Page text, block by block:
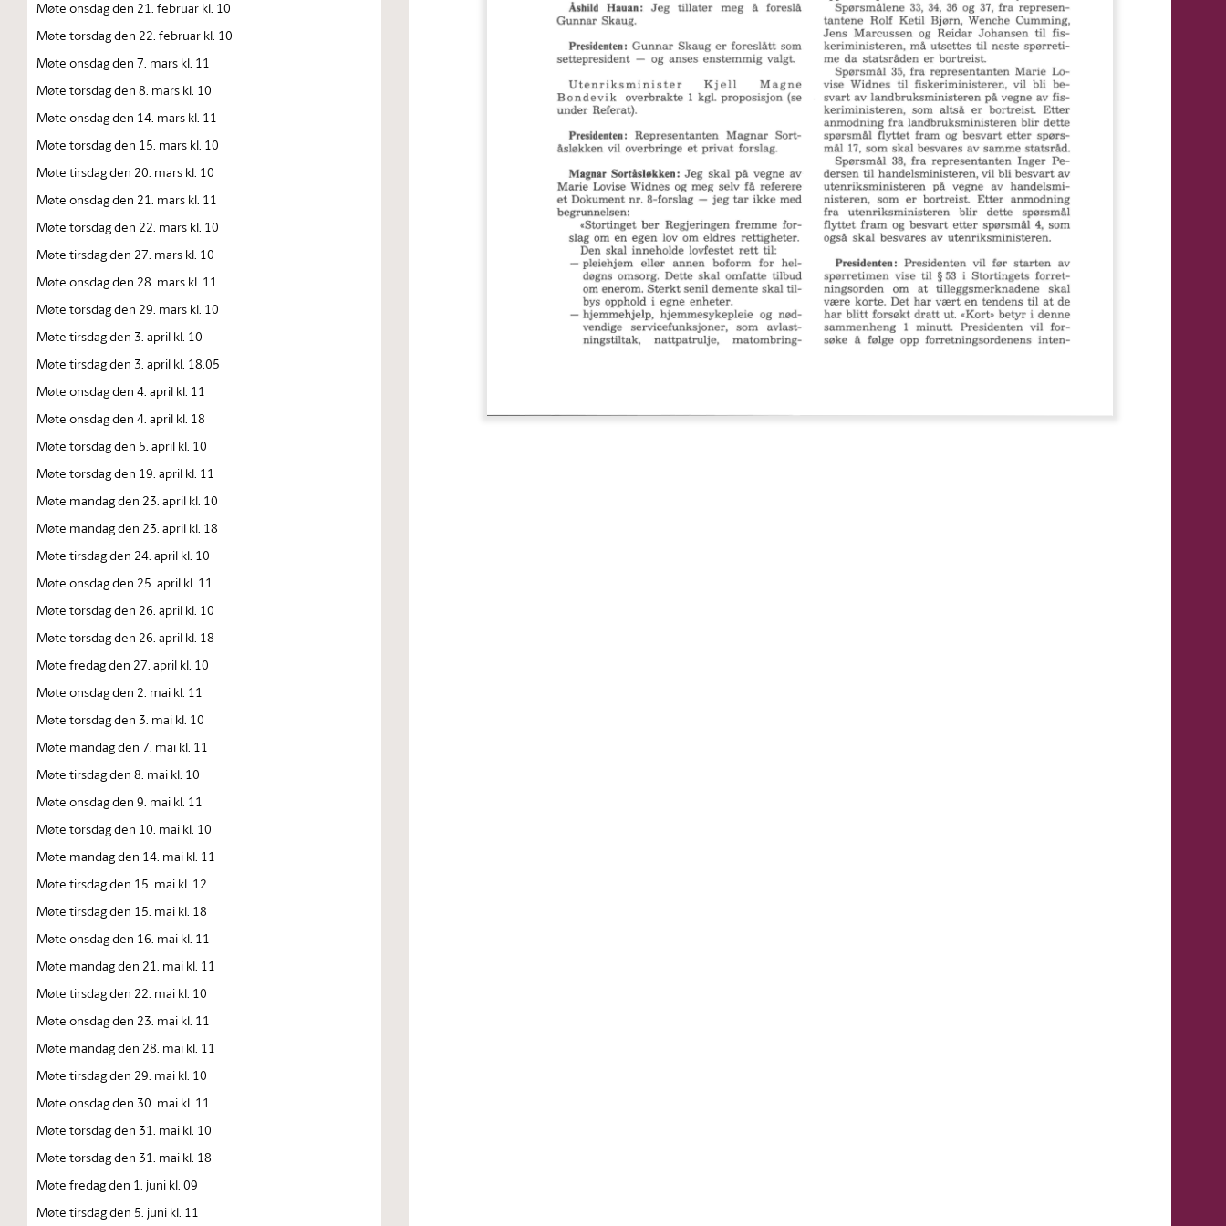
Møte onsdag den 21. februar kl. 10
Møte torsdag den 22. februar kl. 10
Møte onsdag den 7. mars kl. 11
Møte torsdag den 8. mars kl. 10
Møte onsdag den 14. mars kl. 11
Møte torsdag den 15. mars kl. 10
Møte tirsdag den 20. mars kl. 10
Møte onsdag den 21. mars kl. 11
Møte torsdag den 22. mars kl. 10
Møte tirsdag den 27. mars kl. 10
Møte onsdag den 28. mars kl. 11
Møte torsdag den 29. mars kl. 10
Møte tirsdag den 3. april kl. 10
Møte tirsdag den 3. april kl. 18.05
Møte onsdag den 4. april kl. 11
Møte onsdag den 4. april kl. 18
Møte torsdag den 5. april kl. 10
Møte torsdag den 19. april kl. 11
Møte mandag den 23. april kl. 10
Møte mandag den 23. april kl. 18
Møte tirsdag den 24. april kl. 10
Møte onsdag den 25. april kl. 11
Møte torsdag den 26. april kl. 10
Møte torsdag den 26. april kl. 18
Møte fredag den 27. april kl. 10
Møte onsdag den 2. mai kl. 11
Møte torsdag den 3. mai kl. 10
Møte mandag den 7. mai kl. 11
Møte tirsdag den 8. mai kl. 10
Møte onsdag den 9. mai kl. 11
Møte torsdag den 10. mai kl. 10
Møte mandag den 14. mai kl. 11
Møte tirsdag den 15. mai kl. 12
Møte tirsdag den 15. mai kl. 18
Møte onsdag den 16. mai kl. 11
Møte mandag den 21. mai kl. 11
Møte tirsdag den 22. mai kl. 10
Møte onsdag den 23. mai kl. 11
Møte mandag den 28. mai kl. 11
Møte tirsdag den 29. mai kl. 10
Møte onsdag den 30. mai kl. 11
Møte torsdag den 31. mai kl. 10
Møte torsdag den 31. mai kl. 18
Møte fredag den 1. juni kl. 09
Møte tirsdag den 5. juni kl. 11